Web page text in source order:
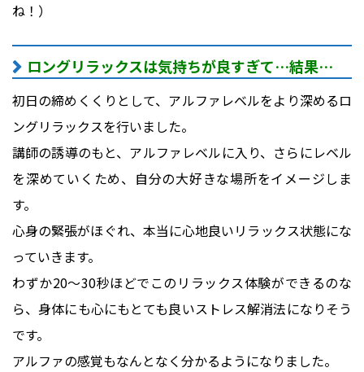
ね！）
ロングリラックスは気持ちが良すぎて…結果…
初日の締めくくりとして、アルファレベルをより深めるロ
ングリラックスを行いました。
講師の誘導のもと、アルファレベルに入り、さらにレベル
を深めていくため、自分の大好きな場所をイメージしま
す。
心身の緊張がほぐれ、本当に心地良いリラックス状態にな
っていきます。
わずか20～30秒ほどでこのリラックス体験ができるのな
ら、身体にも心にもとても良いストレス解消法になりそう
です。
アルファの感覚もなんとなく分かるようになりました。